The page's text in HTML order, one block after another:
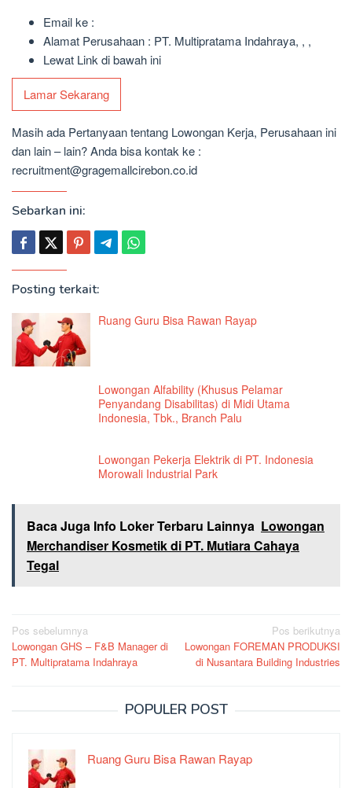
Email ke :
Alamat Perusahaan : PT. Multipratama Indahraya, , ,
Lewat Link di bawah ini
Lamar Sekarang
Masih ada Pertanyaan tentang Lowongan Kerja, Perusahaan ini
dan lain – lain? Anda bisa kontak ke :
recruitment@gragemallcirebon.co.id
Sebarkan ini:
Posting terkait:
Ruang Guru Bisa Rawan Rayap
Lowongan Alfability (Khusus Pelamar
Penyandang Disabilitas) di Midi Utama
Indonesia, Tbk., Branch Palu
Lowongan Pekerja Elektrik di PT. Indonesia
Morowali Industrial Park
Baca Juga Info Loker Terbaru Lainnya Lowongan
Merchandiser Kosmetik di PT. Mutiara Cahaya
Tegal
Navigasi
pos
Pos sebelumnya
Lowongan GHS – F&B Manager di
PT. Multipratama Indahraya
Pos berikutnya
Lowongan FOREMAN PRODUKSI
di Nusantara Building Industries
POPULER POST
Ruang Guru Bisa Rawan Rayap